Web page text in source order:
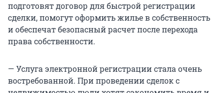
подготовят договор для быстрой регистрации
сделки, помогут оформить жилье в собственность
и обеспечат безопасный расчет после перехода
права собственности.
— Услуга электронной регистрации стала очень
востребованной. При проведении сделок с